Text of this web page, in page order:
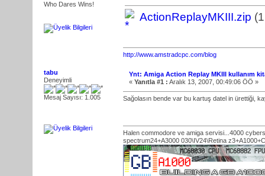
Who Dares Wins!
ActionReplayMKIII.zip
http://www.amstradcpc.com/blog
tabu
Deneyimli
Mesaj Sayısı: 1.005
Ynt: Amiga Action Replay MKIII kullanım
« Yanıtla #1 : Aralık 13, 2007, 00:49:06 ÖÖ »
Sağolasın bende var bu kartuş datel in ürettiği,
Halen commodore ve amiga servisi...4000
spectrum24+A3000 030\IV24\Retina